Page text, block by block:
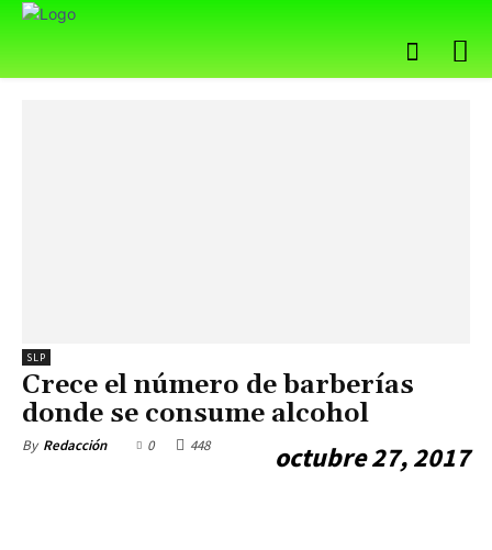
SLP
Crece el número de barberías
donde se consume alcohol
By Redacción octubre 27, 2017
0 448